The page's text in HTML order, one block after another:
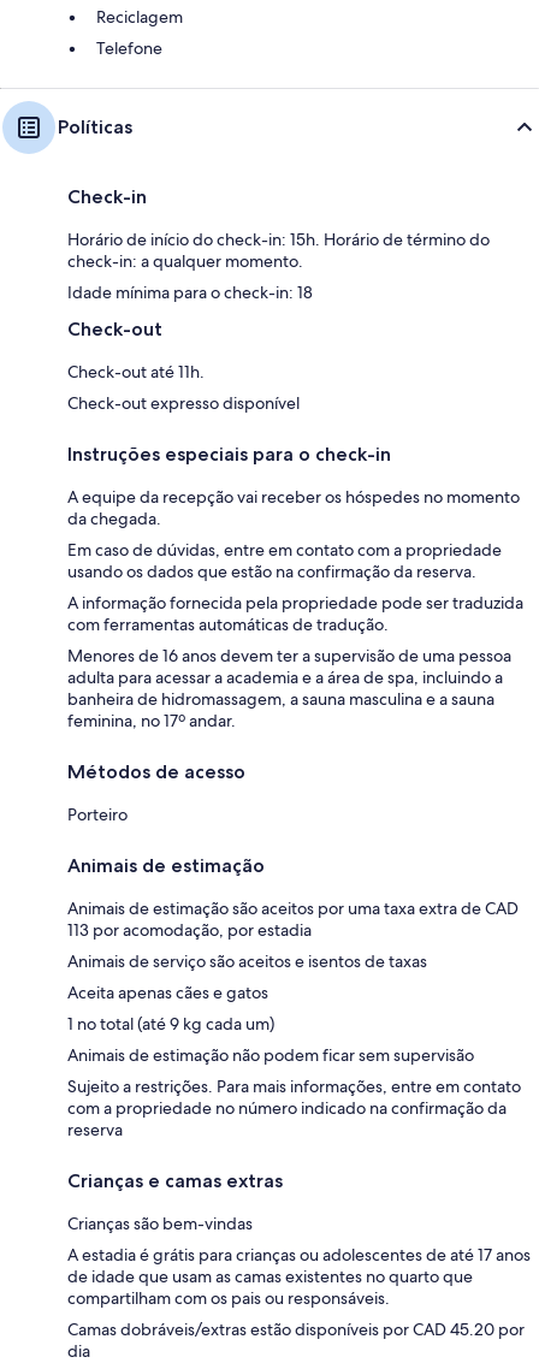
Reciclagem
Telefone
Políticas
Check-in
Horário de início do check-in: 15h. Horário de término do
check-in: a qualquer momento.
Idade mínima para o check-in: 18
Check-out
Check-out até 11h.
Check-out expresso disponível
Instruções especiais para o check-in
A equipe da recepção vai receber os hóspedes no momento
da chegada.
Em caso de dúvidas, entre em contato com a propriedade
usando os dados que estão na confirmação da reserva.
A informação fornecida pela propriedade pode ser traduzida
com ferramentas automáticas de tradução.
Menores de 16 anos devem ter a supervisão de uma pessoa
adulta para acessar a academia e a área de spa, incluindo a
banheira de hidromassagem, a sauna masculina e a sauna
feminina, no 17º andar.
Métodos de acesso
Porteiro
Animais de estimação
Animais de estimação são aceitos por uma taxa extra de CAD
113 por acomodação, por estadia
Animais de serviço são aceitos e isentos de taxas
Aceita apenas cães e gatos
1 no total (até 9 kg cada um)
Animais de estimação não podem ficar sem supervisão
Sujeito a restrições. Para mais informações, entre em contato
com a propriedade no número indicado na confirmação da
reserva
Crianças e camas extras
Crianças são bem-vindas
A estadia é grátis para crianças ou adolescentes de até 17 anos
de idade que usam as camas existentes no quarto que
compartilham com os pais ou responsáveis.
Camas dobráveis/extras estão disponíveis por CAD 45.20 por
dia